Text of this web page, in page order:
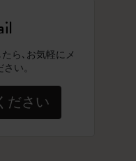
ら､お気軽にメ
い。
ださい